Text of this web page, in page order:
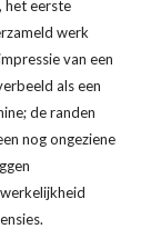
het eerste
werk
van een
als een
de randen
nog ongeziene